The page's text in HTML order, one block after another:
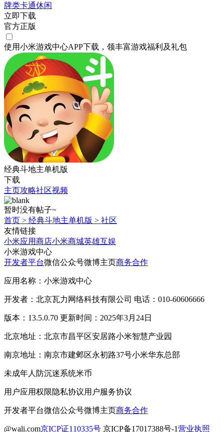
牌类卡通休闲
立即下载
官方正版
使用小米游戏中心APP下载 ，领丰富游戏福利 及礼包
经典斗地主单机版
下载
主页攻略社区视频
暂时没有帖子~
首页 > 经典斗地主单机版 > 社区
友情链接
小米应用商店小米商城英雄互娱
小米游戏中心
开发者平台微信公众号微博主页商务合作
应用名称：小米游戏中心
开发者：北京瓦力网络科技有限公司 电话：010-60606666
版本：13.5.0.70 更新时间：2025年3月24日
北京地址：北京市昌平区安居路小米智慧产业园
南京地址：南京市建邺区永初路37号小米华东总部
未成年人防沉迷系统米币
用户应用权限隐私协议用户服务协议
开发者平台微信公众号微博主页商务合作
@wali.com京ICP证110335号 京ICP备17017388号-1营业执照